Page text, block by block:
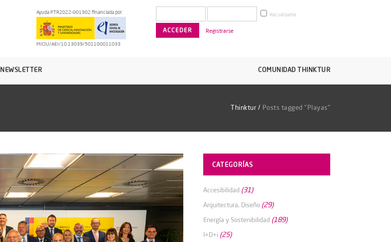
Ayuda PTR2022-001302 financiada por:
MICIU/AEI/10.13039/501100011033
Recuérdame
Registrarse
NEWSLETTER COMUNIDAD THINKTUR
Thinktur / Posts tagged "Playas"
CATEGORÍAS
Accesibilidad (31)
Arquitectura, Diseño (29)
Energía y Sostenibilidad (189)
I+D+i (25)